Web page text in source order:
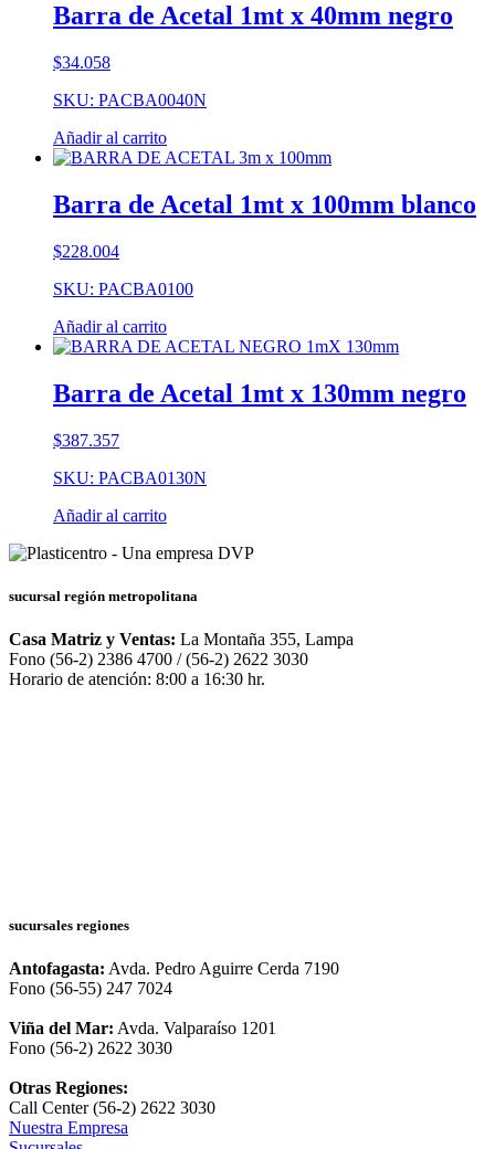
Barra de Acetal 1mt x 40mm negro
$34.058
SKU: PACBA0040N
Añadir al carrito
Barra de Acetal 1mt x 100mm blanco
$228.004
SKU: PACBA0100
Añadir al carrito
Barra de Acetal 1mt x 130mm negro
$387.357
SKU: PACBA0130N
Añadir al carrito
sucursal región metropolitana
Casa Matriz y Ventas: La Montaña 355, Lampa
Fono (56-2) 2386 4700 / (56-2) 2622 3030
Horario de atención: 8:00 a 16:30 hr.
sucursales regiones
Antofagasta: Avda. Pedro Aguirre Cerda 7190
Fono (56-55) 247 7024
Viña del Mar: Avda. Valparaíso 1201
Fono (56-2) 2622 3030
Otras Regiones:
Call Center (56-2) 2622 3030
Nuestra Empresa